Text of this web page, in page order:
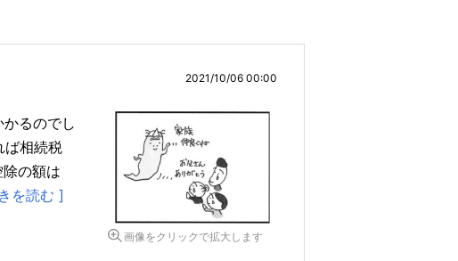
2021/10/06 00:00
るのでし
ば相続税
の額は
を読む ]
画像をクリックで拡大します